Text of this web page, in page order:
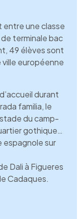
entre une classe
terminale bac
49 élèves sont
ville européenne
durant
familia, le
du camp-
gothique…
espagnole sur
Dali à Figueres
Cadaques.